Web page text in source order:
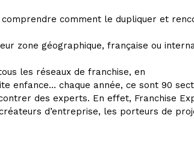
comment le dupliquer et
zone géographique, française ou
les réseaux de franchise, en
enfance… chaque année, ce sont 90
des experts. En effet, Franchise
d’entreprise, les porteurs de